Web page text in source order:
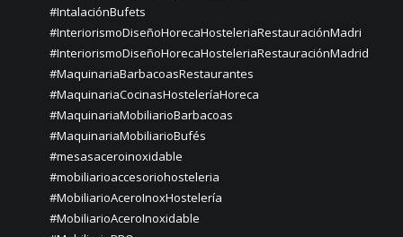
#IntalaciónBufets
#InteriorismoDiseñoHorecaHosteleriaRestauraciónMadri
#InteriorismoDiseñoHorecaHosteleriaRestauraciónMadrid
#MaquinariaBarbacoasRestaurantes
#MaquinariaCocinasHosteleríaHoreca
#MaquinariaMobiliarioBarbacoas
#MaquinariaMobiliarioBufés
#mesasaceroinoxidable
#mobiliarioaccesoriohosteleria
#MobiliarioAceroInoxHostelería
#MobiliarioAceroInoxidable